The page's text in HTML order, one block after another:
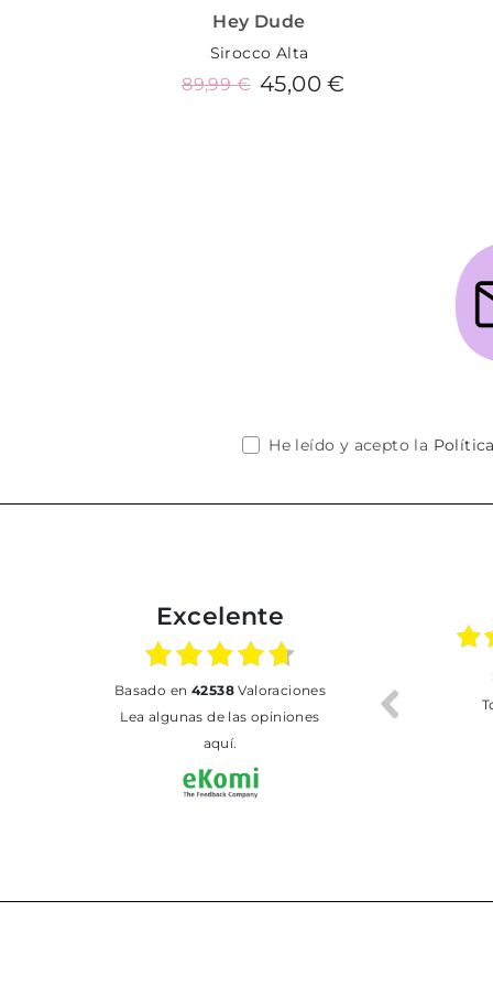
Hey Dude
Sirocco Alta
45,00 €
89,99 €
He leído y acepto la
Excelente
basado en 42538Valoraciones
Lea algunas de las opiniones
aquí.